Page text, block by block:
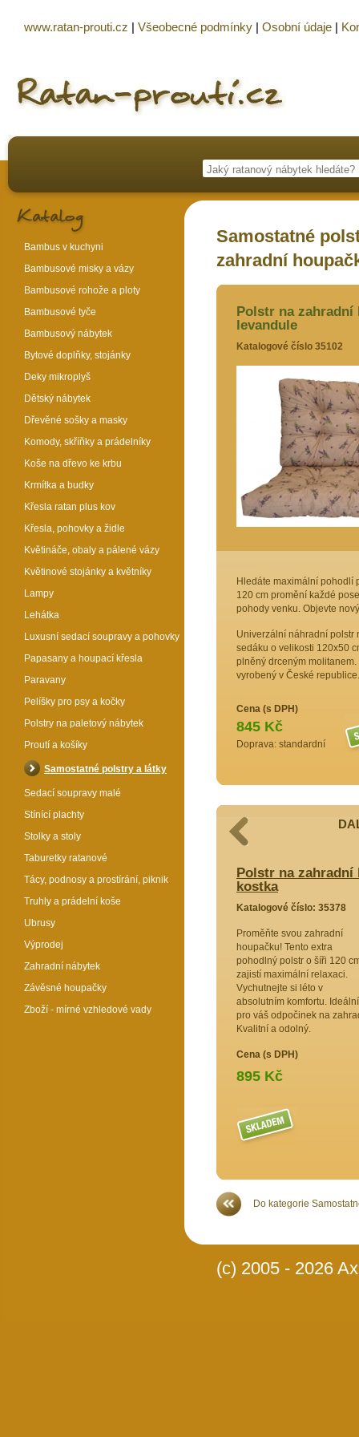
Samostatné
zahradní
Polstr na zahradní
levandule
Katalogové číslo 35102
Hledáte maximální pohodlí
120 cm promění každé
pohody venku. Objevte
Univerzální náhradní polstr
sedáku o velikosti 120x50
plněný drceným
vyrobený v České republice.
Cena (s DPH)
845 Kč
Doprava: standardní
houpačku 120 cm - látka žlutý
Náš
zajistí
Užijte si
Polstr na zahradní
kostka
Katalogové číslo: 35378
Proměňte svou zahradní
houpačku! Tento extra
pohodlný polstr o šíři 120
zajistí maximální relaxaci.
Vychutnejte si léto v
absolutním komfortu. Ideální
pro váš odpočinek na
Kvalitní a odolný.
Cena (s DPH)
895 Kč
Do kategorie
(c) 2005 - 2026
Bambus v kuchyni
Bambusové misky a vázy
Bambusové rohože a ploty
Bambusové tyče
Bambusový nábytek
Bytové doplňky, stojánky
Deky mikroplyš
Dětský nábytek
Dřevěné sošky a masky
Komody, skříňky a prádelníky
Koše na dřevo ke krbu
Krmítka a budky
Křesla ratan plus kov
Křesla, pohovky a židle
Květináče, obaly a pálené vázy
Květinové stojánky a květníky
Lampy
Lehátka
Luxusní sedací soupravy a pohovky
Papasany a houpací křesla
Paravany
Pelíšky pro psy a kočky
Polstry na paletový nábytek
Proutí a košíky
Samostatné polstry a látky
Sedací soupravy malé
Stínící plachty
Stolky a stoly
Taburetky ratanové
Tácy, podnosy a prostírání, piknik
Truhly a prádelní koše
Ubrusy
Výprodej
Zahradní nábytek
Závěsné houpačky
Zboží - mírné vzhledové vady
www.ratan-prouti.cz | Všeobecné podmínky | Osobní údaje |